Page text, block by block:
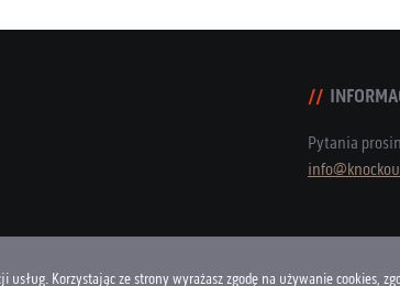
Pytania
Korzystając ze strony wyrażasz zgodę na używanie cookies,